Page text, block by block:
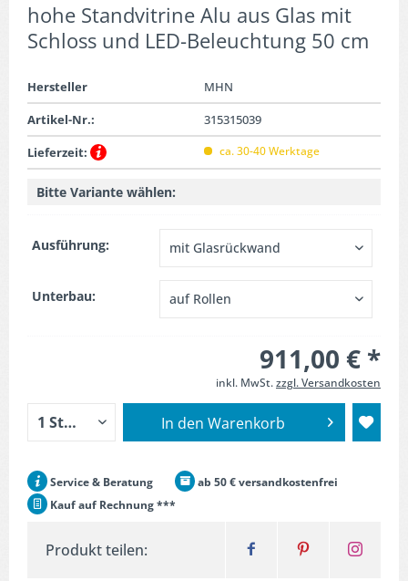
hohe Standvitrine Alu aus Glas mit
Schloss und LED-Beleuchtung 50 cm
Hersteller
MHN
Artikel-Nr.:
315315039
Lieferzeit:
ca. 30-40 Werktage
Bitte Variante wählen:
Ausführung:
Unterbau:
911,00 € *
inkl. MwSt.zzgl. Versandkosten
In den Warenkorb
Service & Beratung
ab 50 € versandkostenfrei
Kauf auf Rechnung ***
Produkt teilen: